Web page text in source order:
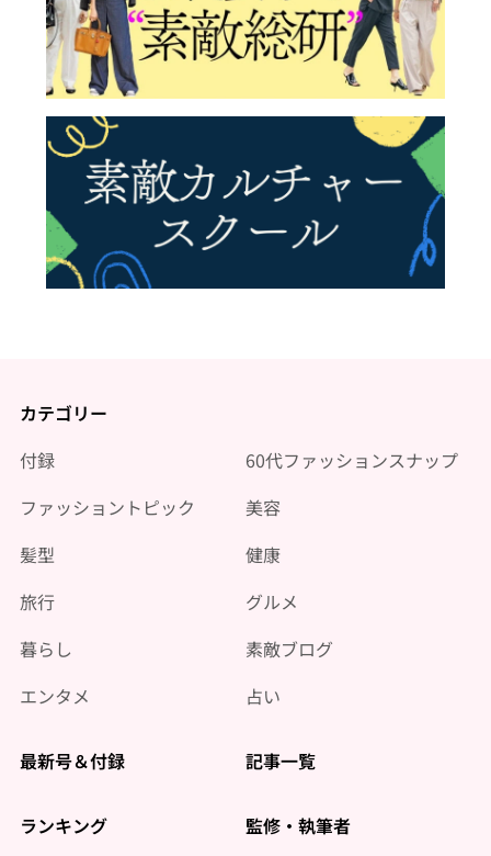
カテゴリー
付録
60代ファッションスナップ
ファッショントピック
美容
髪型
健康
旅行
グルメ
暮らし
素敵ブログ
エンタメ
占い
最新号＆付録 記事一覧
ランキング 監修・執筆者